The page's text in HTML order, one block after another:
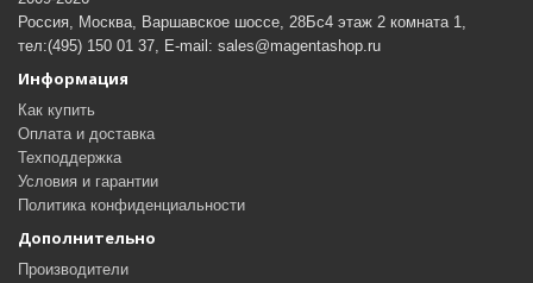
Россия, Москва, Варшавское шоссе, 28Бс4 этаж 2 комната 1,
тел:(495) 150 01 37, E-mail: sales@magentashop.ru
Информация
Как купить
Оплата и доставка
Техподдержка
Условия и гарантии
Политика конфиденциальности
Дополнительно
Производители